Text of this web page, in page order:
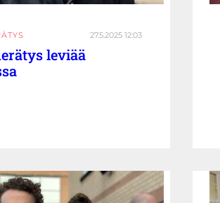
27.5.2025 12:03
leviää